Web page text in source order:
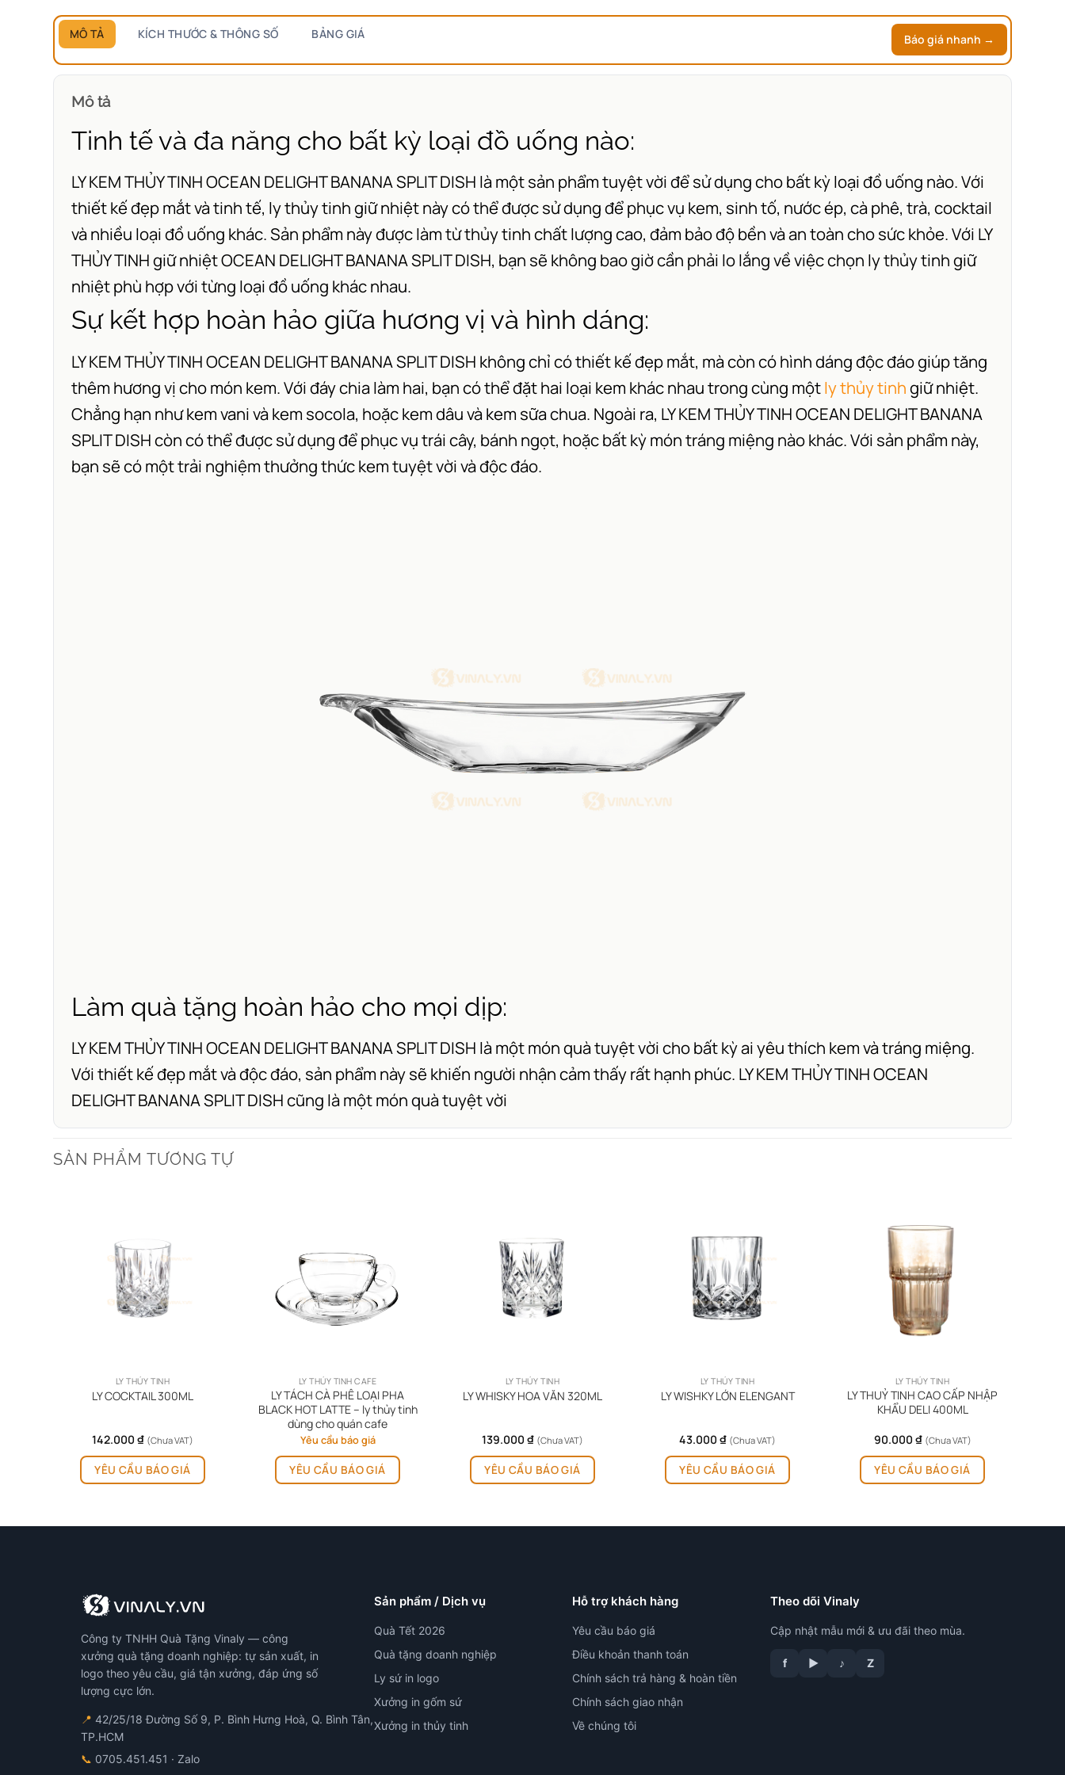
MÔ TẢ KÍCH THƯỚC & THÔNG SỐ BẢNG GIÁ Báo giá nhanh →
Mô tả
Tinh tế và đa năng cho bất kỳ loại đồ uống nào:
LY KEM THỦY TINH OCEAN DELIGHT BANANA SPLIT DISH là một sản phẩm tuyệt vời để sử dụng cho bất kỳ loại đồ uống nào. Với
thiết kế đẹp mắt và tinh tế, ly thủy tinh giữ nhiệt này có thể được sử dụng để phục vụ kem, sinh tố, nước ép, cà phê, trà, cocktail
và nhiều loại đồ uống khác. Sản phẩm này được làm từ thủy tinh chất lượng cao, đảm bảo độ bền và an toàn cho sức khỏe. Với LY
THỦY TINH giữ nhiệt OCEAN DELIGHT BANANA SPLIT DISH, bạn sẽ không bao giờ cần phải lo lắng về việc chọn ly thủy tinh giữ
nhiệt phù hợp với từng loại đồ uống khác nhau.
Sự kết hợp hoàn hảo giữa hương vị và hình dáng:
LY KEM THỦY TINH OCEAN DELIGHT BANANA SPLIT DISH không chỉ có thiết kế đẹp mắt, mà còn có hình dáng độc đáo giúp tăng
thêm hương vị cho món kem. Với đáy chia làm hai, bạn có thể đặt hai loại kem khác nhau trong cùng mộtly thủy tinhgiữ nhiệt.
Chẳng hạn như kem vani và kem socola, hoặc kem dâu và kem sữa chua. Ngoài ra, LY KEM THỦY TINH OCEAN DELIGHT BANANA
SPLIT DISH còn có thể được sử dụng để phục vụ trái cây, bánh ngọt, hoặc bất kỳ món tráng miệng nào khác. Với sản phẩm này,
bạn sẽ có một trải nghiệm thưởng thức kem tuyệt vời và độc đáo.
Làm quà tặng hoàn hảo cho mọi dịp:
LY KEM THỦY TINH OCEAN DELIGHT BANANA SPLIT DISH là một món quà tuyệt vời cho bất kỳ ai yêu thích kem và tráng miệng.
Với thiết kế đẹp mắt và độc đáo, sản phẩm này sẽ khiến người nhận cảm thấy rất hạnh phúc. LY KEM THỦY TINH OCEAN
DELIGHT BANANA SPLIT DISH cũng là một món quà tuyệt vời
SẢN PHẨM TƯƠNG TỰ
LY THỦY TINH
LY COCKTAIL 300ML
142.000 ₫ (Chưa VAT)
YÊU CẦU BÁO GIÁ
LY THỦY TINH CAFE
LY TÁCH CÀ PHÊ LOẠI PHA
BLACK HOT LATTE – ly thủy tinh
dùng cho quán cafe
Yêu cầu báo giá
YÊU CẦU BÁO GIÁ
LY THỦY TINH
LY WHISKY HOA VĂN 320ML
139.000 ₫ (Chưa VAT)
YÊU CẦU BÁO GIÁ
LY THỦY TINH
LY WISHKY LỚN ELENGANT
43.000 ₫ (Chưa VAT)
YÊU CẦU BÁO GIÁ
LY THỦY TINH
LY THUỶ TINH CAO CẤP NHẬP
KHẨU DELI 400ML
90.000 ₫ (Chưa VAT)
YÊU CẦU BÁO GIÁ
Công ty TNHH Quà Tặng Vinaly — công
xưởng quà tặng doanh nghiệp: tự sản xuất, in
logo theo yêu cầu, giá tận xưởng, đáp ứng số
lượng cực lớn.
📍 42/25/18 Đường Số 9, P. Bình Hưng Hoà, Q. Bình Tân,
TP.HCM
📞 0705.451.451 · Zalo
Sản phẩm / Dịch vụ
Quà Tết 2026
Quà tặng doanh nghiệp
Ly sứ in logo
Xưởng in gốm sứ
Xưởng in thủy tinh
Hỗ trợ khách hàng
Yêu cầu báo giá
Điều khoản thanh toán
Chính sách trả hàng & hoàn tiền
Chính sách giao nhận
Về chúng tôi
Theo dõi Vinaly
Cập nhật mẫu mới & ưu đãi theo mùa.
f ▶ ♪ Z